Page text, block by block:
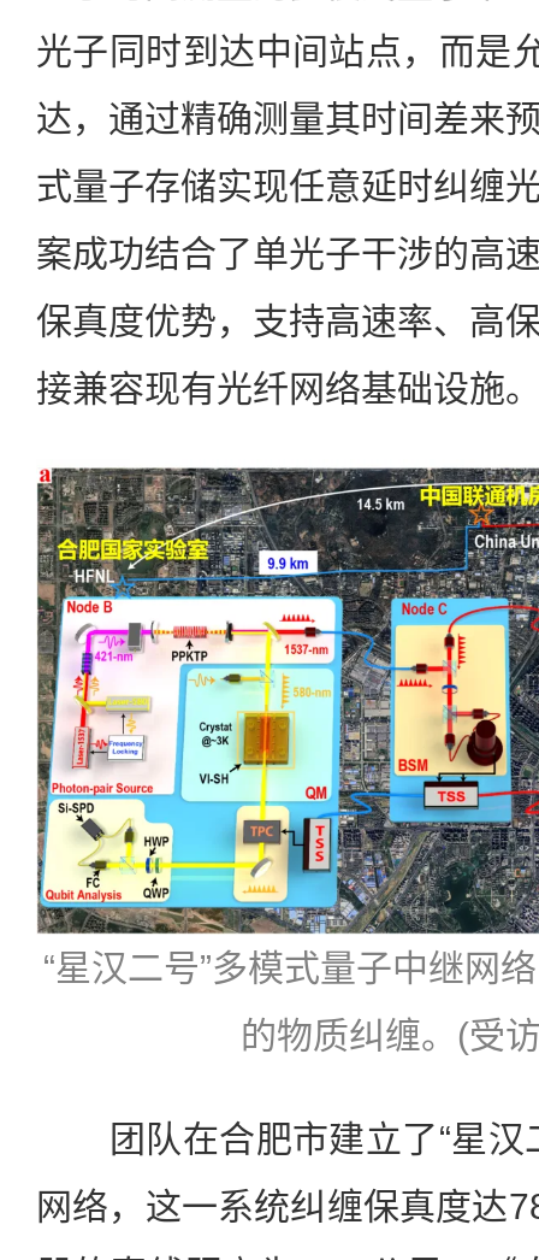
光子同时到达中间站点，而是
达，通过精确测量其时间差来
式量子存储实现任意延时纠缠
案成功结合了单光子干涉的高
保真度优势，支持高速率、高
接兼容现有光纤网络基础设施
“星汉二号”多模式量子中继网
的物质纠缠。(受
团队在合肥市建立了“星汉
网络，这一系统纠缠保真度达